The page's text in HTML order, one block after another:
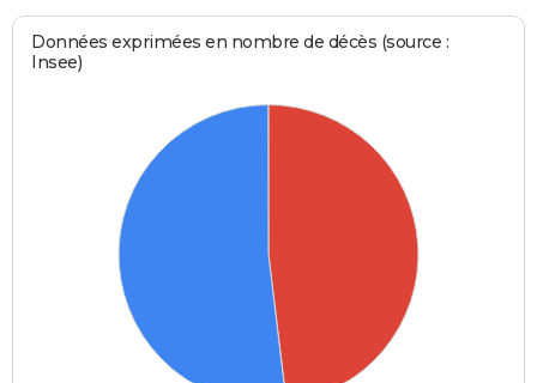
Données exprimées en nombre de décès (source :
Insee)